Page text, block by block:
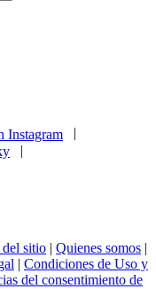
|
|
sitio | Quienes somos |
| Condiciones de Uso y
del consentimiento de